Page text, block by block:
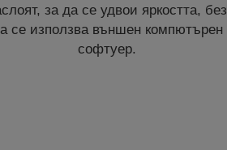
за да се удвои яркостта, без
се използва външен компютърен
софтуер.